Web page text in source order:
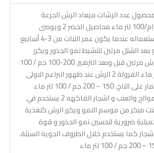
عدد الرشات ميعاد الرش الجرعة
جرام/100 لتر ماء محاصيل الخضر 2 ويوصى
بإستعماله عندما يكون عمر النبات من 3-4 أسابيع
بعد الشتل مرتين لتنشيط نمو الجذور ويكرر
الرش مرتين قبل وبعد التزهير. 200-100 جم / 100
لتر ماء الفرولة 2 الرش عند ظهور البراعم الاولى
للثمار على التاج. 150 – 200 جم / 100 لتر ماء
الموالح والعنب و اشجار الفاكهه 2 يستخدم في
مبكر من موسم النمو ويكرر الرش كتغذية
ضرورية لتحسين نمو الجذور و قوة
كما يستخدم خلال الظروف الجوية السيئة.
ماء